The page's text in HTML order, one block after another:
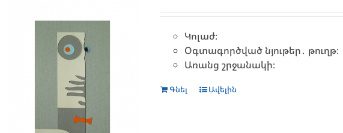
Կոլաժ։
Օգտագործված նյութեր․ թուղթ։
Առանց շրջանակի։
Գնել Ավելին